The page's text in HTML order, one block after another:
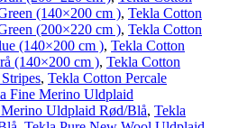
(140×200 cm ), Tekla Cotton
(200×220 cm ), Tekla Cotton
(140×200 cm ), Tekla Cotton
(140×200 cm ), Tekla Cotton
, Tekla Cotton Percale
Fine Merino Uldplaid
Uldplaid Rød/Blå, Tekla